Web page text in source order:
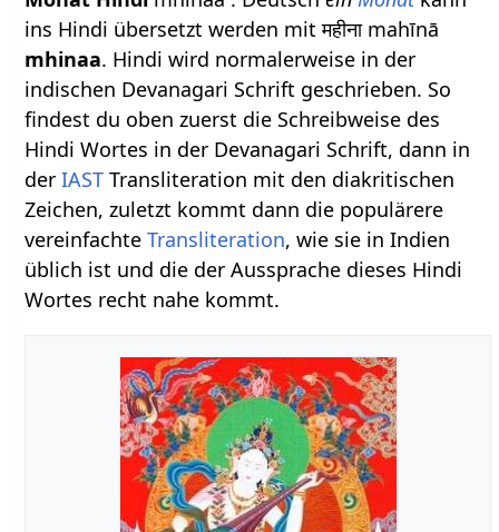
ins Hindi übersetzt werden mit महीना mahīnā
mhinaa. Hindi wird normalerweise in der
indischen Devanagari Schrift geschrieben. So
findest du oben zuerst die Schreibweise des
Hindi Wortes in der Devanagari Schrift, dann in
derIAST Transliteration mit den diakritischen
Zeichen, zuletzt kommt dann die populärere
vereinfachteTransliteration, wie sie in Indien
üblich ist und die der Aussprache dieses Hindi
Wortes recht nahe kommt.